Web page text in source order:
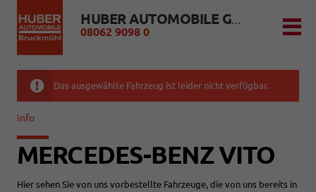
HUBER AUTOMOBILE GMBH
08062 9098 0
Das ausgewählte Fahrzeug ist leider nicht verfügbar.
info
MERCEDES-BENZ VITO
Hier sehen Sie von uns vorbestellte Fahrzeuge, die von uns bereits in